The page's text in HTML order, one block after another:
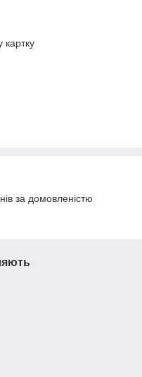
картку
за домовленістю